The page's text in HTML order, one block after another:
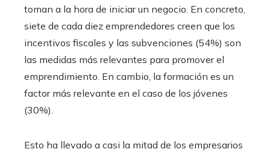
toman a la hora de iniciar un negocio. En concreto,
siete de cada diez emprendedores creen que los
incentivos fiscales y las subvenciones (54%) son
las medidas más relevantes para promover el
emprendimiento. En cambio, la formación es un
factor más relevante en el caso de los jóvenes
(30%).
Esto ha llevado a casi la mitad de los empresarios